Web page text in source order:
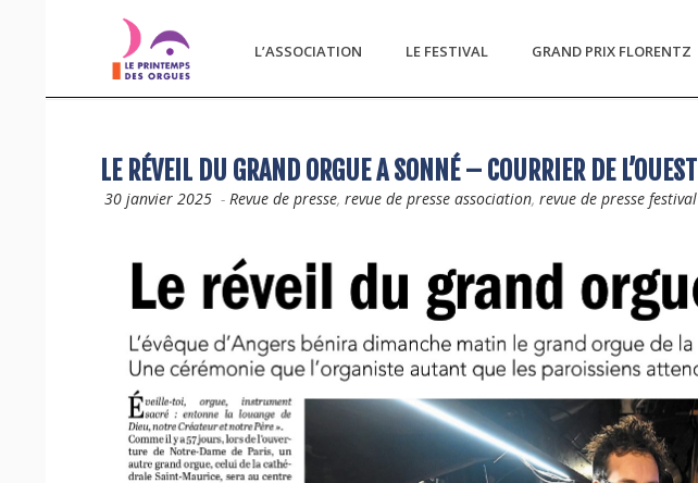
L’ASSOCIATION LE FESTIVAL GRAND PRIX FLORENTZ
LE RÉVEIL DU GRAND ORGUE A SONNÉ – COURRIER DE L’OUEST
30 janvier 2025 - Revue de presse, revue de presse association, revue de presse festival